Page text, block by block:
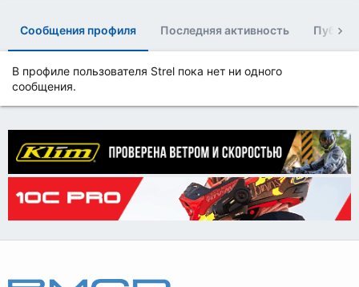
Сообщения профиля Последняя активность
В профиле пользователя Strel пока нет ни одного
сообщения.